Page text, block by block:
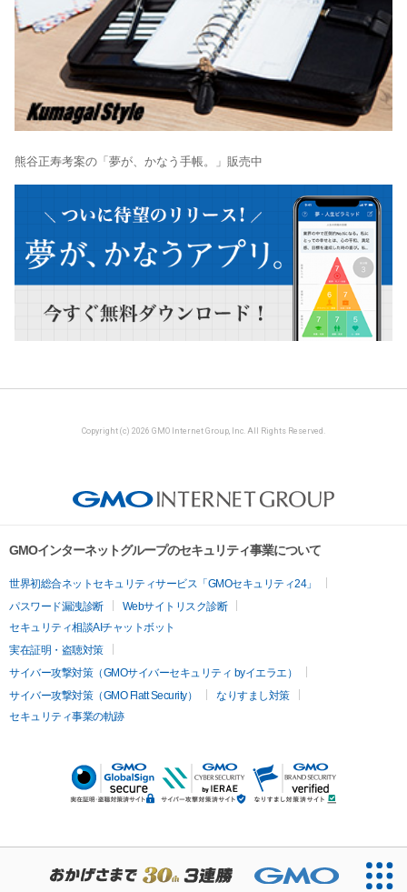
熊谷正寿考案の「夢が、かなう手帳。」販売中
Copyright (c) 2026 GMO Internet Group, Inc. All Rights Reserved.
GMOインターネットグループのセキュリティ事業について
世界初総合ネットセキュリティサービス「GMOセキュリティ24」
パスワード漏洩診断
Webサイトリスク診断
セキュリティ相談AIチャットボット
実在証明・盗聴対策
サイバー攻撃対策（GMOサイバーセキュリティ byイエラエ）
サイバー攻撃対策（GMO Flatt Security）
なりすまし対策
セキュリティ事業の軌跡